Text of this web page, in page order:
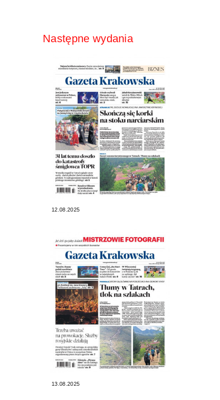
Następne wydania
12.08.2025
13.08.2025